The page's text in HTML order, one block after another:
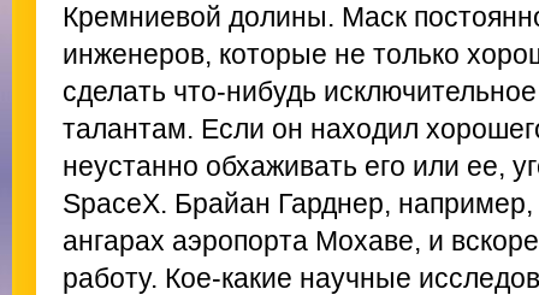
Кремниевой долины. Маск
инженеров, которые не только
сделать что-нибудь
талантам. Если он находил
неустанно обхаживать его или ее,
SpaceX. Брайан Гарднер,
ангарах аэропорта Мохаве, и
работу. Кое-какие научные